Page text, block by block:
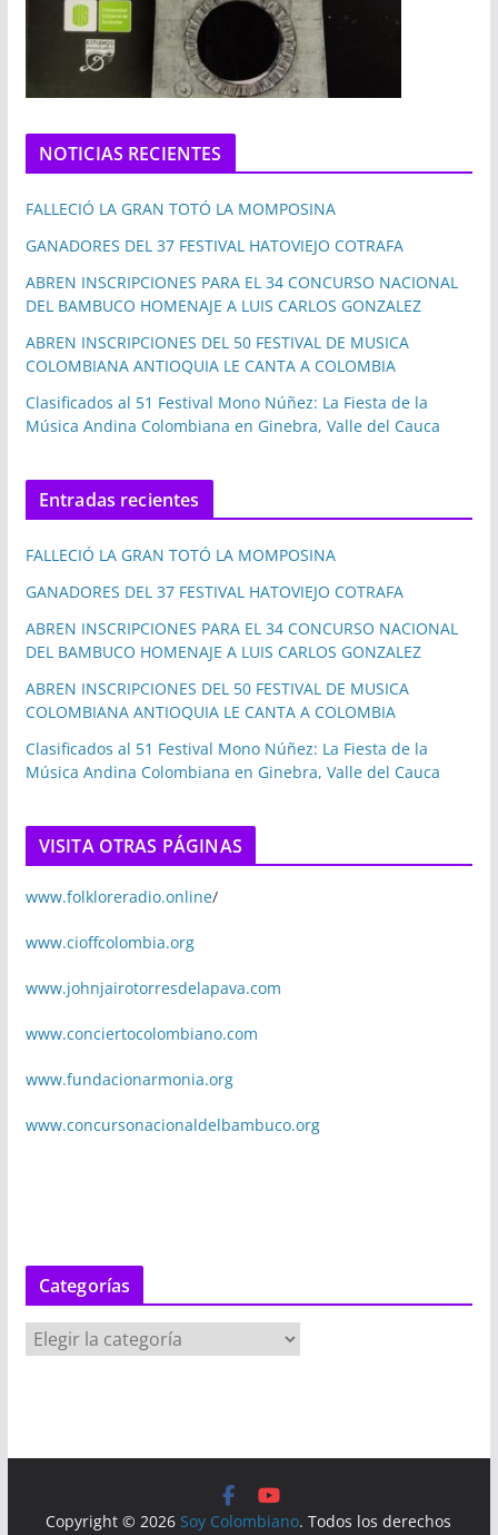
NOTICIAS RECIENTES
FALLECIÓ LA GRAN TOTÓ LA MOMPOSINA
GANADORES DEL 37 FESTIVAL HATOVIEJO COTRAFA
ABREN INSCRIPCIONES PARA EL 34 CONCURSO NACIONAL
DEL BAMBUCO HOMENAJE A LUIS CARLOS GONZALEZ
ABREN INSCRIPCIONES DEL 50 FESTIVAL DE MUSICA
COLOMBIANA ANTIOQUIA LE CANTA A COLOMBIA
Clasificados al 51 Festival Mono Núñez: La Fiesta de la
Música Andina Colombiana en Ginebra, Valle del Cauca
Entradas recientes
FALLECIÓ LA GRAN TOTÓ LA MOMPOSINA
GANADORES DEL 37 FESTIVAL HATOVIEJO COTRAFA
ABREN INSCRIPCIONES PARA EL 34 CONCURSO NACIONAL
DEL BAMBUCO HOMENAJE A LUIS CARLOS GONZALEZ
ABREN INSCRIPCIONES DEL 50 FESTIVAL DE MUSICA
COLOMBIANA ANTIOQUIA LE CANTA A COLOMBIA
Clasificados al 51 Festival Mono Núñez: La Fiesta de la
Música Andina Colombiana en Ginebra, Valle del Cauca
VISITA OTRAS PÁGINAS
www.folkloreradio.online/
www.cioffcolombia.org
www.johnjairotorresdelapava.com
www.conciertocolombiano.com
www.fundacionarmonia.org
www.concursonacionaldelbambuco.org
Categorías
a
Copyright © 2026 Soy Colombiano. Todos los derechos